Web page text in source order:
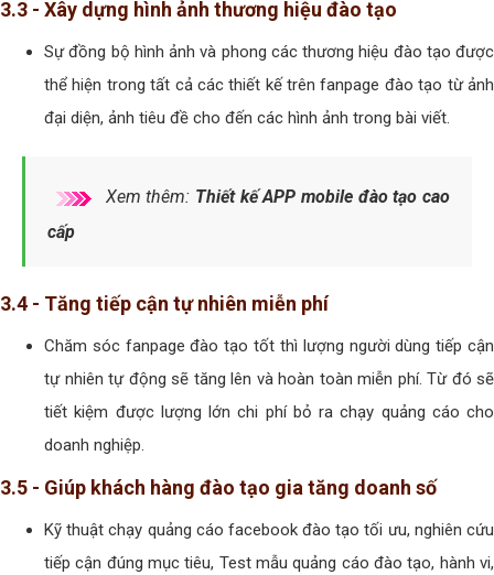
3.3 - Xây dựng hình ảnh thương hiệu đào tạo
Sự đồng bộ hình ảnh và phong các thương hiệu đào tạo được
thể hiện trong tất cả các thiết kế trên fanpage đào tạo từ ảnh
đại diện, ảnh tiêu đề cho đến các hình ảnh trong bài viết.
Xem thêm: Thiết kế APP mobile đào tạo cao
cấp
3.4 - Tăng tiếp cận tự nhiên miễn phí
Chăm sóc fanpage đào tạo tốt thì lượng người dùng tiếp cận
tự nhiên tự động sẽ tăng lên và hoàn toàn miễn phí. Từ đó sẽ
tiết kiệm được lượng lớn chi phí bỏ ra chạy quảng cáo cho
doanh nghiệp.
3.5 - Giúp khách hàng đào tạo gia tăng doanh số
Kỹ thuật chạy quảng cáo facebook đào tạo tối ưu, nghiên cứu
tiếp cận đúng mục tiêu, Test mẫu quảng cáo đào tạo, hành vi,